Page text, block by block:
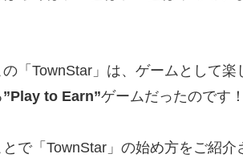
の「TownStar」は、ゲームとして楽
”Play to Earn”ゲームだったのです！
とで「TownStar」の始め方をご紹介